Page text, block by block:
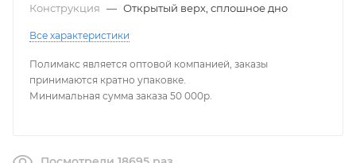
Конструкция — Открытый верх, сплошное дно
Все характеристики
Полимакс является оптовой компанией, заказы
принимаются кратно упаковке.
Минимальная сумма заказа 50 000р.